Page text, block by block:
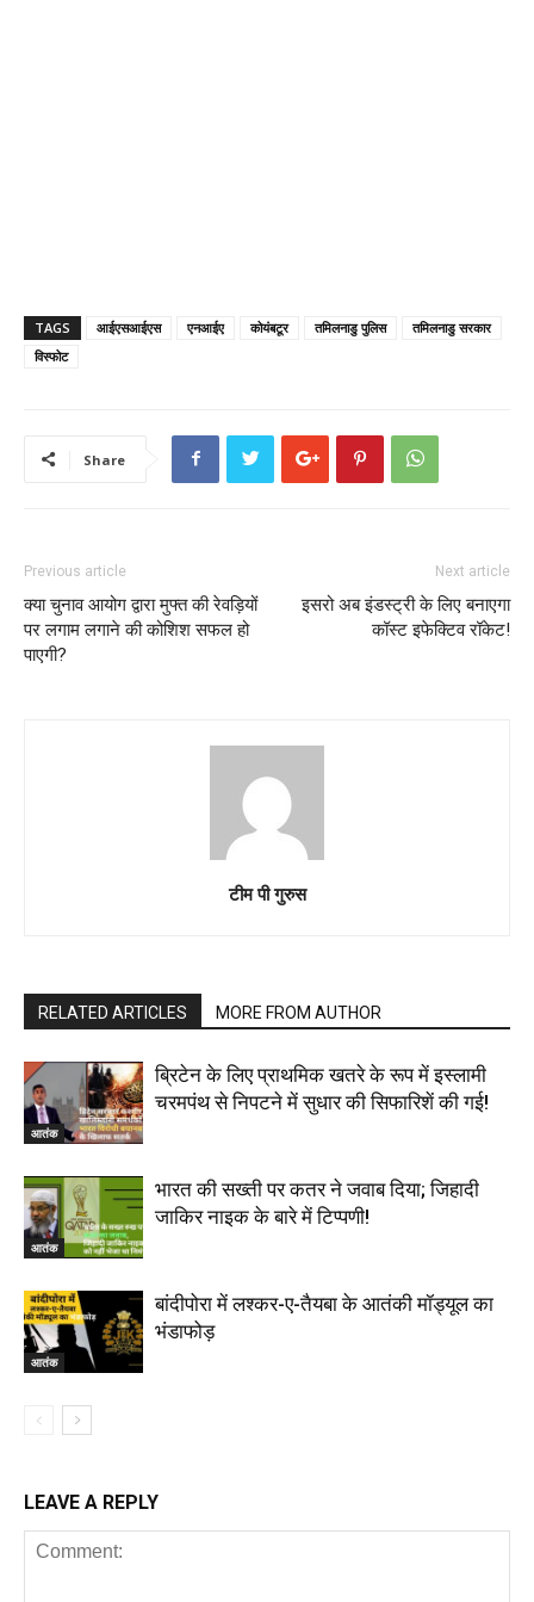
TAGS आईएसआईएस एनआईए कोयंबटूर तमिलनाडु पुलिस
तमिलनाडु सरकार
विस्फोट
Share
Previous article
क्या चुनाव आयोग द्वारा मुफ्त की रेवड़ियों
पर लगाम लगाने की कोशिश सफल हो
पाएगी?
Next article
इसरो अब इंडस्ट्री के लिए बनाएगा
कॉस्ट इफेक्टिव रॉकेट!
टीम पी गुरुस
RELATED ARTICLES MORE FROM AUTHOR
आतंक
ब्रिटेन के लिए प्राथमिक खतरे के रूप में इस्लामी
चरमपंथ से निपटने में सुधार की सिफारिशें की गई!
आतंक
भारत की सख्‍ती पर कतर ने जवाब दिया; जिहादी
जाकिर नाइक के बारे में टिप्पणी!
आतंक
बांदीपोरा में लश्कर-ए-तैयबा के आतंकी मॉड्यूल का
भंडाफोड़
LEAVE A REPLY